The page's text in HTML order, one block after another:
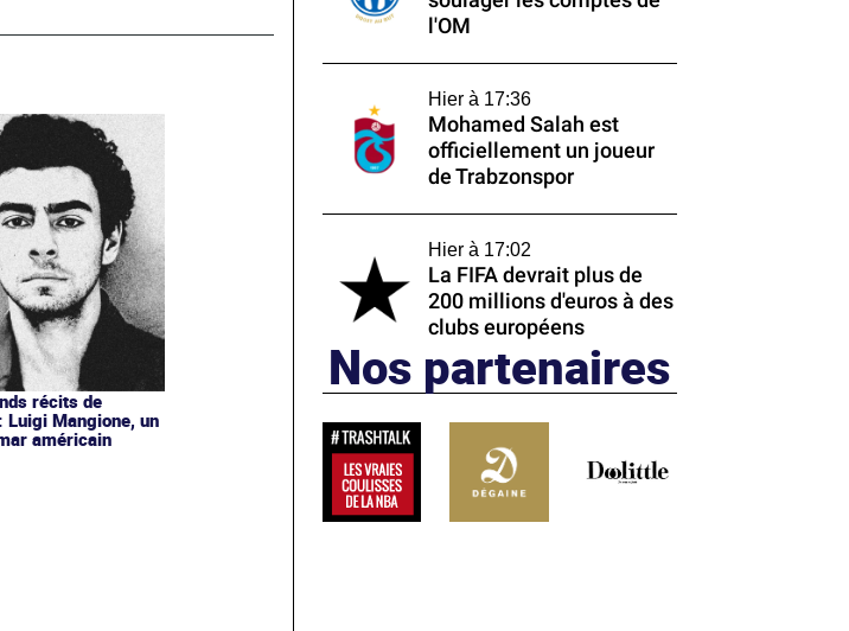
récits de
Luigi Mangione, un
américain
l'OM
Hier à 17:36
Mohamed Salah est
officiellement un joueur
de Trabzonspor
Hier à 17:02
La FIFA devrait plus de
200 millions d'euros à des
clubs européens
Nos partenaires